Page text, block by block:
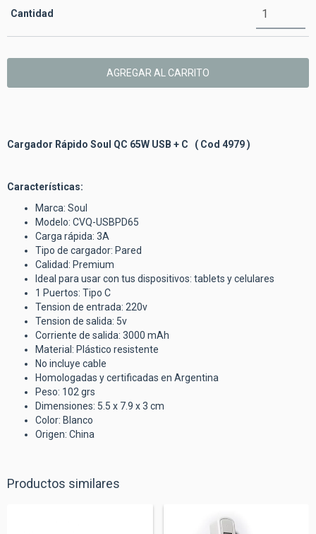
Cantidad
Cargador Rápido Soul QC 65W USB + C ( Cod 4979 )
Características:
Marca: Soul
Modelo: CVQ-USBPD65
Carga rápida: 3A
Tipo de cargador: Pared
Calidad: Premium
Ideal para usar con tus dispositivos: tablets y celulares
1 Puertos: Tipo C
Tension de entrada: 220v
Tension de salida: 5v
Corriente de salida: 3000 mAh
Material: Plástico resistente
No incluye cable
Homologadas y certificadas en Argentina
Peso: 102 grs
Dimensiones: 5.5 x 7.9 x 3 cm
Color: Blanco
Origen: China
Productos similares